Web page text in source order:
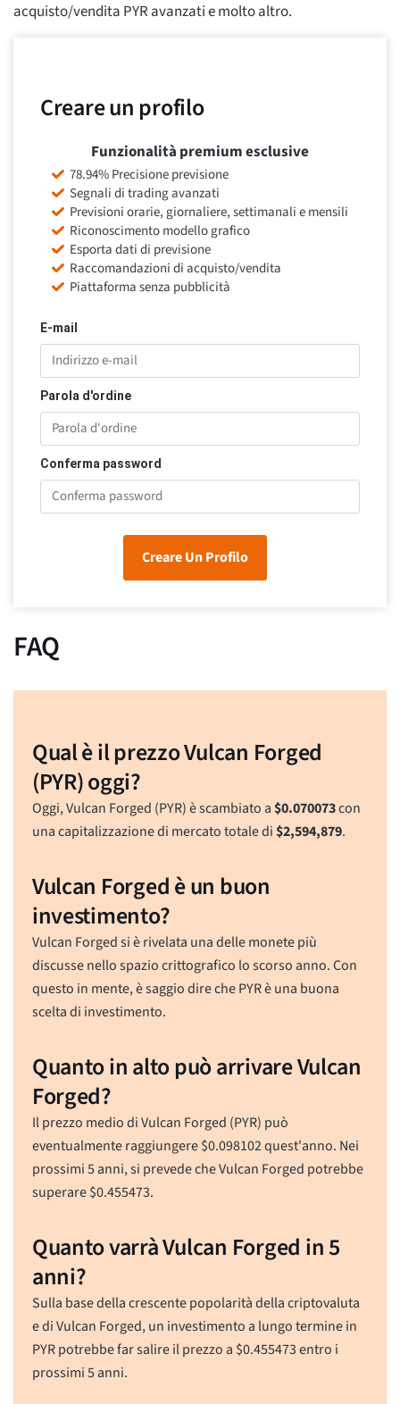
acquisto/vendita PYR avanzati e molto altro.
Creare un profilo
E-mail
Parola d'ordine
Conferma password
Creare Un Profilo
Funzionalità premium esclusive
78.94% Precisione previsione
Segnali di trading avanzati
Previsioni orarie, giornaliere, settimanali e mensili
Riconoscimento modello grafico
Esporta dati di previsione
Raccomandazioni di acquisto/vendita
Piattaforma senza pubblicità
FAQ
Qual è il prezzo Vulcan Forged
(PYR) oggi?
Oggi, Vulcan Forged (PYR) è scambiato a$0.070073con
una capitalizzazione di mercato totale di$2,594,879.
Vulcan Forged è un buon
investimento?
Vulcan Forged si è rivelata una delle monete più
discusse nello spazio crittografico lo scorso anno. Con
questo in mente, è saggio dire che PYR è una buona
scelta di investimento.
Quanto in alto può arrivare Vulcan
Forged?
Il prezzo medio di Vulcan Forged (PYR) può
eventualmente raggiungere$0.098102quest'anno. Nei
prossimi 5 anni, si prevede che Vulcan Forged potrebbe
superare$0.455473.
Quanto varrà Vulcan Forged in 5
anni?
Sulla base della crescente popolarità della criptovaluta
e di Vulcan Forged, un investimento a lungo termine in
PYR potrebbe far salire il prezzo a $0.455473entro i
prossimi 5 anni.